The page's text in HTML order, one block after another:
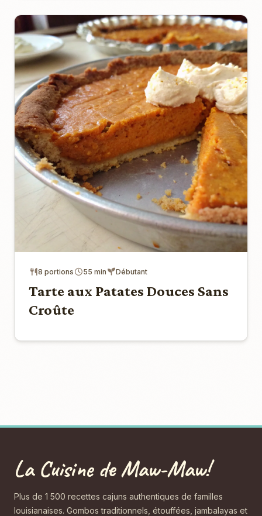
8 portions 55 min Débutant
Tarte aux Patates Douces Sans
Croûte
La Cuisine de Maw-Maw!
Plus de 1 500 recettes cajuns authentiques de familles
louisianaises. Gombos traditionnels, étouffées, jambalayas et